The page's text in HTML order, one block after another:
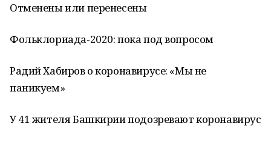
Отменены или перенесены
Фольклориада-2020: пока под вопросом
Радий Хабиров о коронавирусе: «Мы не
паникуем»
У 41 жителя Башкирии подозревают коронавирус